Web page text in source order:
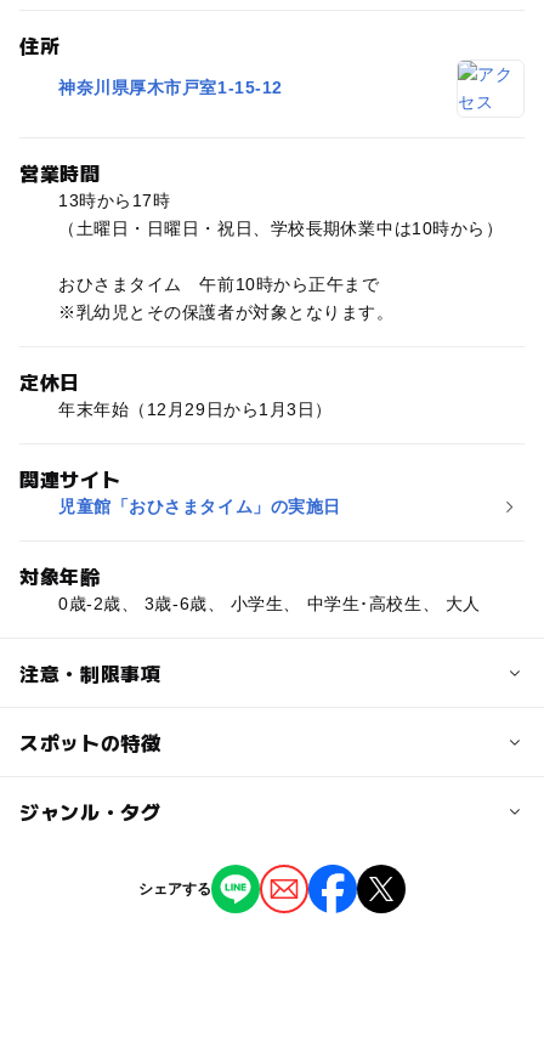
住所
神奈川県厚木市戸室1-15-12
営業時間
13時から17時
（土曜日・日曜日・祝日、学校長期休業中は10時から）
おひさまタイム 午前10時から正午まで
※乳幼児とその保護者が対象となります。
定休日
年末年始（12月29日から1月3日）
関連サイト
児童館「おひさまタイム」の実施日
対象年齢
0歳-2歳、 3歳-6歳、 小学生、 中学生･高校生、 大人
注意・制限事項
図書スペース:◯
スポットの特徴
駐車場あり ー
◯ 託児所
ジャンル・タグ
シェアする